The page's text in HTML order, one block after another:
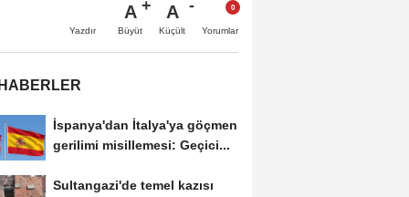
Yazdır
A
Büyüt
A
Küçült Yorumlar
İspanya'dan İtalya'ya göçmen
gerilimi misillemesi: Geçici...
Sultangazi'de temel kazısı